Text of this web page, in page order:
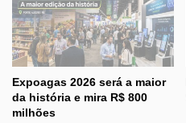
Expoagas 2026 será a maior
da história e mira R$ 800
milhões